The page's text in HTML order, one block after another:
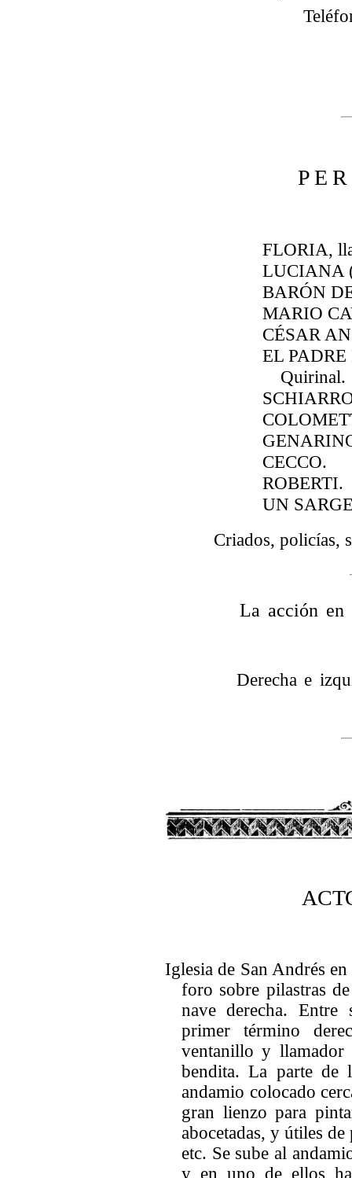
FLORIA,
LUCIANA
BARÓN
MARIO
CÉSAR
EL PADRE
Quirinal.
CECCO.
ROBERTI.
UN
Criados, policías,
La acción en
Derecha e
Iglesia de San Andrés
foro sobre pilastras
nave derecha. Entre
primer término
ventanillo y
bendita. La parte de
andamio colocado
gran lienzo para
abocetadas, y útiles
etc. Se sube al
y en uno de ellos